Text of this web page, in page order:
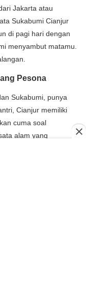
Jakarta atau
Sukabumi Cianjur
di pagi hari dengan
menyambut matamu.
Pesona
Sukabumi, punya
Cianjur memiliki
cuma soal
alam yang